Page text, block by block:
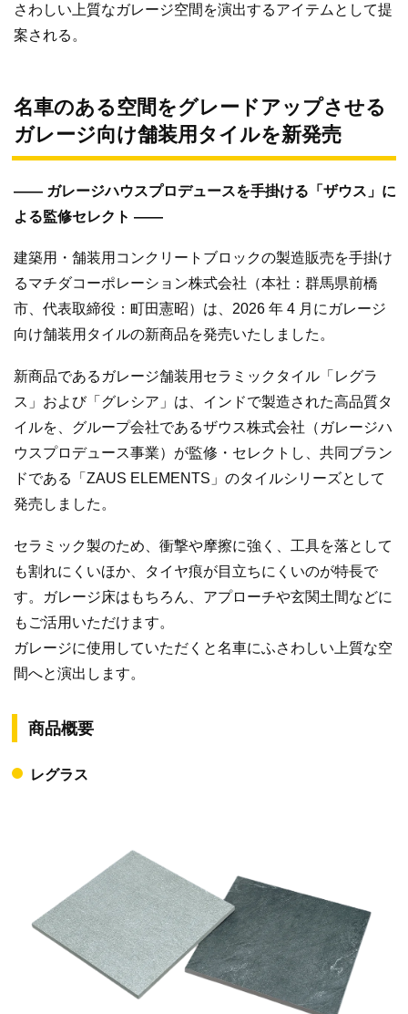
さわしい上質なガレージ空間を演出するアイテムとして提
案される。
名車のある空間をグレードアップさせる
ガレージ向け舗装用タイルを新発売
―― ガレージハウスプロデュースを手掛ける「ザウス」に
よる監修セレクト ――
建築用・舗装用コンクリートブロックの製造販売を手掛け
るマチダコーポレーション株式会社（本社：群馬県前橋
市、代表取締役：町田憲昭）は、2026 年 4 月にガレージ
向け舗装用タイルの新商品を発売いたしました。
新商品であるガレージ舗装用セラミックタイル「レグラ
ス」および「グレシア」は、インドで製造された高品質タ
イルを、グループ会社であるザウス株式会社（ガレージハ
ウスプロデュース事業）が監修・セレクトし、共同ブラン
ドである「ZAUS ELEMENTS」のタイルシリーズとして
発売しました。
セラミック製のため、衝撃や摩擦に強く、工具を落として
も割れにくいほか、タイヤ痕が目立ちにくいのが特長で
す。ガレージ床はもちろん、アプローチや玄関土間などに
もご活用いただけます。
ガレージに使用していただくと名車にふさわしい上質な空
間へと演出します。
商品概要
レグラス